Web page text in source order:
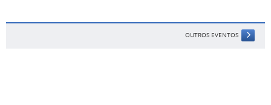
OUTROS EVENTOS